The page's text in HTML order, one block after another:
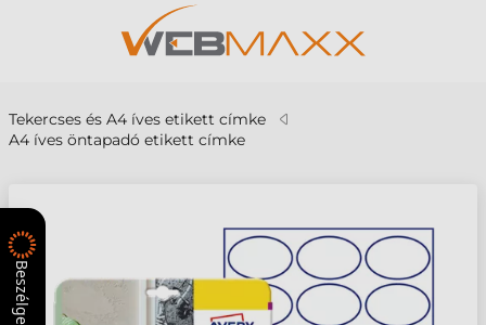
Tekercses és A4 íves etikett címke
A4 íves öntapadó etikett címke